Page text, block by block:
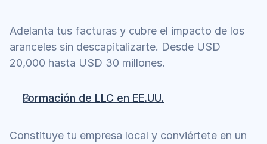
Adelanta tus facturas y cubre el impacto de los
aranceles sin descapitalizarte. Desde USD
20,000 hasta USD 30 millones.
Formación de LLC en EE.UU.
Constituye tu empresa local y conviértete en un